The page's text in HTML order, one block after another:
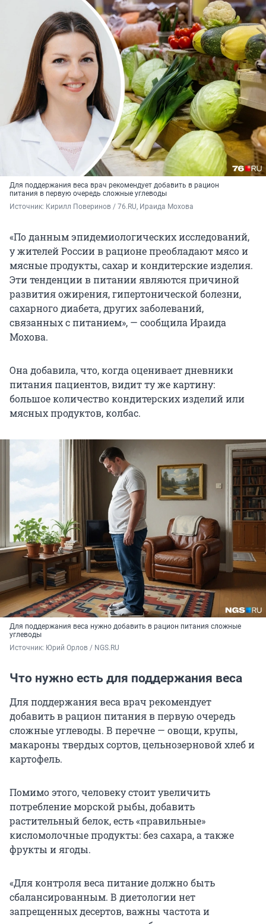
Для поддержания веса врач рекомендует добавить в рацион
питания в первую очередь сложные углеводы
Источник: Кирилл Поверинов / 76.RU, Ираида Мохова
«По данным эпидемиологических исследований,
у жителей России в рационе преобладают мясо и
мясные продукты, сахар и кондитерские изделия.
Эти тенденции в питании являются причиной
развития ожирения, гипертонической болезни,
сахарного диабета, других заболеваний,
связанных с питанием», — сообщила Ираида
Мохова.
Она добавила, что, когда оценивает дневники
питания пациентов, видит ту же картину:
большое количество кондитерских изделий или
мясных продуктов, колбас.
Для поддержания веса нужно добавить в рацион питания сложные
углеводы
Источник: Юрий Орлов / NGS.RU
Что нужно есть для поддержания веса
Для поддержания веса врач рекомендует
добавить в рацион питания в первую очередь
сложные углеводы. В перечне — овощи, крупы,
макароны твердых сортов, цельнозерновой хлеб и
картофель.
Помимо этого, человеку стоит увеличить
потребление морской рыбы, добавить
растительный белок, есть «правильные»
кисломолочные продукты: без сахара, а также
фрукты и ягоды.
«Для контроля веса питание должно быть
сбалансированным. В диетологии нет
запрещенных десертов, важны частота и